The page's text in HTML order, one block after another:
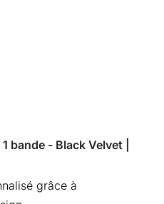
bande - Black Velvet |
grâce à